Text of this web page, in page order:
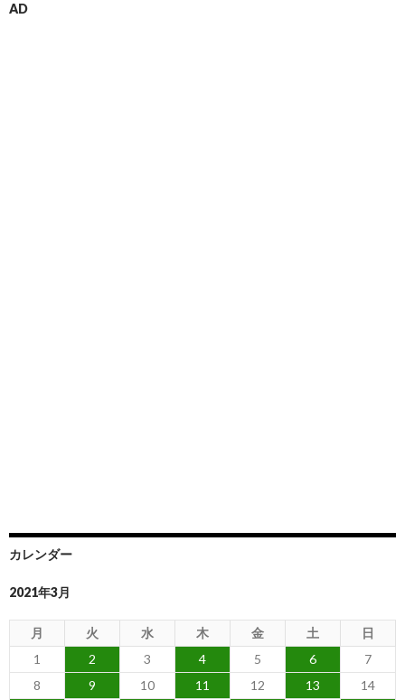
AD
カレンダー
2021年3月
月 火 水 木 金 土
日
1
2 3 4 5 6
7
8
9 10 11 12 13
14